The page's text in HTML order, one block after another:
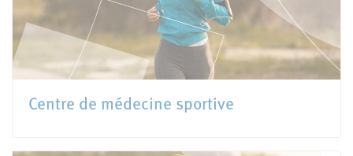
Centre de médecine sportive